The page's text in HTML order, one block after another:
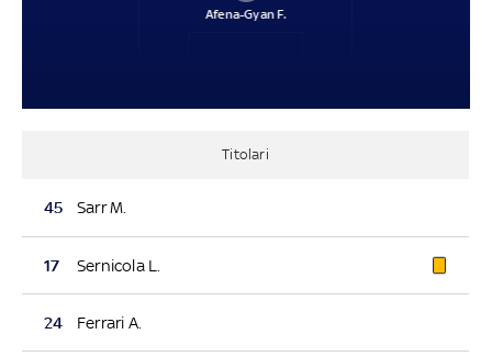
Afena-Gyan F.
Titolari
45 Sarr M.
17 Sernicola L.
24 Ferrari A.